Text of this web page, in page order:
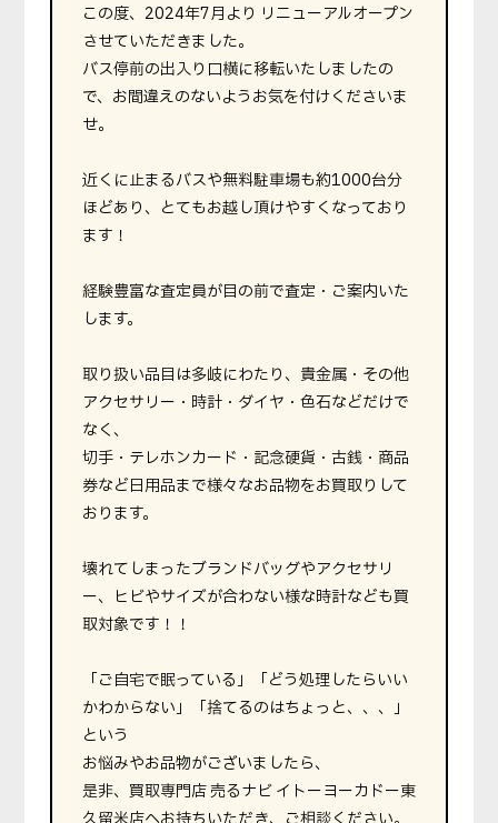
この度、2024年7月より リニューアルオープン
させていただきました。
バス停前の出入り口横に移転いたしましたの
で、お間違えのないようお気を付けくださいま
せ。
近くに止まるバスや無料駐車場も約1000台分
ほどあり、とてもお越し頂けやすくなっており
ます！
経験豊富な査定員が目の前で査定・ご案内いた
します。
取り扱い品目は多岐にわたり、貴金属・その他
アクセサリー・時計・ダイヤ・色石などだけで
なく、
切手・テレホンカード・記念硬貨・古銭・商品
券など日用品まで様々なお品物をお買取りして
おります。
壊れてしまったブランドバッグやアクセサリ
ー、ヒビやサイズが合わない様な時計なども買
取対象です！！
「ご自宅で眠っている」「どう処理したらいい
かわからない」「捨てるのはちょっと、、、」
という
お悩みやお品物がございましたら、
是非、買取専門店 売るナビ イトーヨーカドー東